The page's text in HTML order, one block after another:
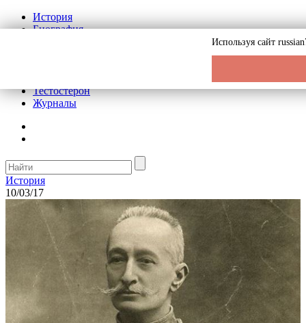
История
Биография
Тестостерон
Журналы
История
10/03/17
Используя сайт